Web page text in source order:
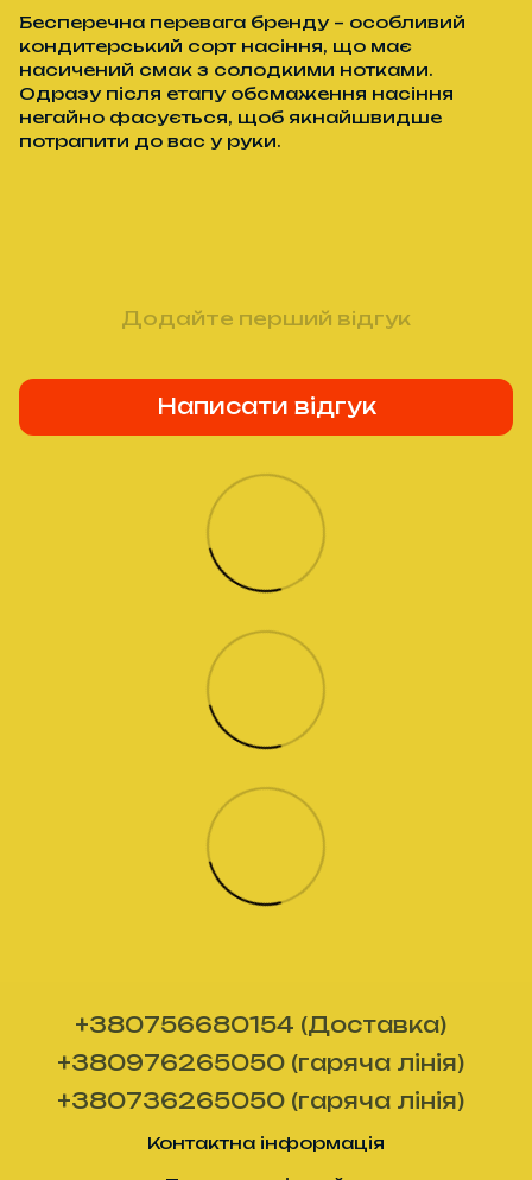
Бесперечна перевага бренду – особливий
кондитерський сорт насіння, що має
насичений смак з солодкими нотками.
Одразу після етапу обсмаження насіння
негайно фасується, щоб якнайшвидше
потрапити до вас у руки.
Додайте перший відгук
Написати відгук
+380756680154 (Доставка)
+380976265050 (гаряча лінія)
+380736265050 (гаряча лінія)
Контактна інформація